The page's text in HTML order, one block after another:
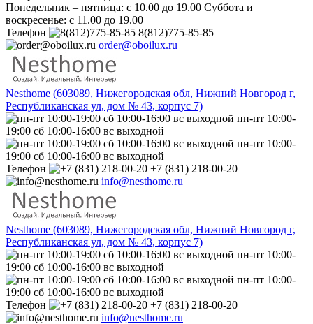
Понедельник – пятница: с 10.00 до 19.00 Суббота и
воскресенье: с 11.00 до 19.00
Телефон
8(812)775-85-85
order@oboilux.ru
Nesthome (603089, Нижегородская обл, Нижний Новгород г,
Республиканская ул, дом № 43, корпус 7)
пн-пт 10:00-
19:00 сб 10:00-16:00 вс выходной
пн-пт 10:00-
19:00 сб 10:00-16:00 вс выходной
Телефон
+7 (831) 218-00-20
info@nesthome.ru
Nesthome (603089, Нижегородская обл, Нижний Новгород г,
Республиканская ул, дом № 43, корпус 7)
пн-пт 10:00-
19:00 сб 10:00-16:00 вс выходной
пн-пт 10:00-
19:00 сб 10:00-16:00 вс выходной
Телефон
+7 (831) 218-00-20
info@nesthome.ru